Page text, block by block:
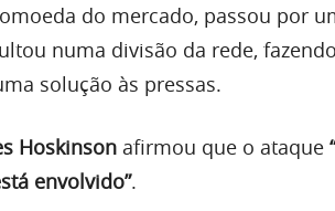
do mercado, passou por
numa divisão da rede,
solução às pressas.
Hoskinson afirmou que o ataque
envolvido”.